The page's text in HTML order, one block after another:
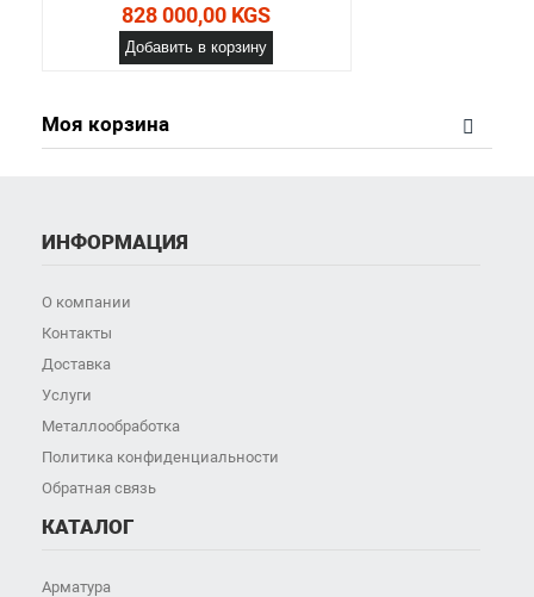
828 000,00 KGS
Добавить в корзину
Моя корзина
ИНФОРМАЦИЯ
О компании
Контакты
Доставка
Услуги
Металлообработка
Политика конфиденциальности
Обратная связь
КАТАЛОГ
Арматура